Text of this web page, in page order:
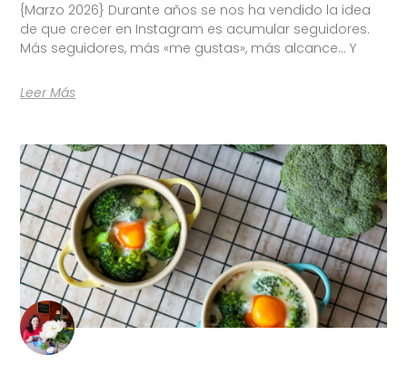
{Marzo 2026} Durante años se nos ha vendido la idea
de que crecer en Instagram es acumular seguidores.
Más seguidores, más «me gustas», más alcance… Y
Leer Más